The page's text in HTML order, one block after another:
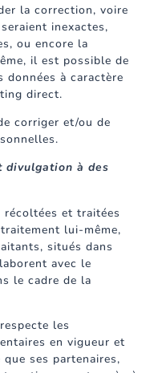
la correction, voire
inexactes,
ou encore la
il est possible de
données à caractère
direct.
corriger et/ou de
divulgation à des
récoltées et traitées
lui-même,
situés dans
avec le
le cadre de la
les
en vigueur et
ses partenaires,